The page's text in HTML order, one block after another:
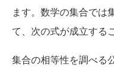
ます。数学の集合では
て、次の式が成立する
集合の相等性を調べる